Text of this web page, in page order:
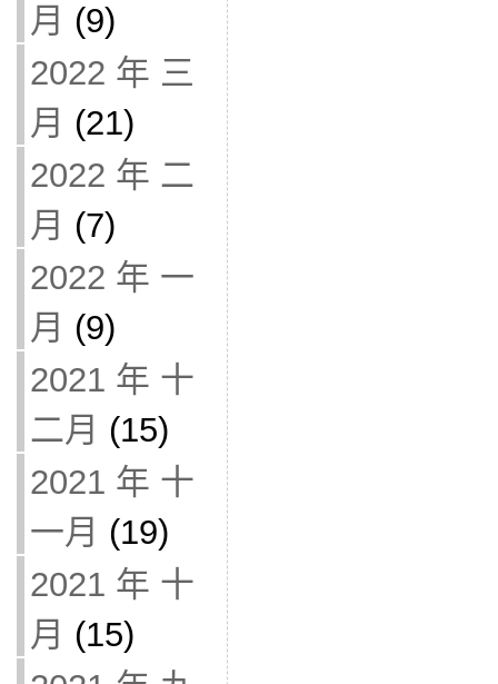
月 (9)
2022 年 三
月 (21)
2022 年 二
月 (7)
2022 年 一
月 (9)
2021 年 十
二月 (15)
2021 年 十
一月 (19)
2021 年 十
月 (15)